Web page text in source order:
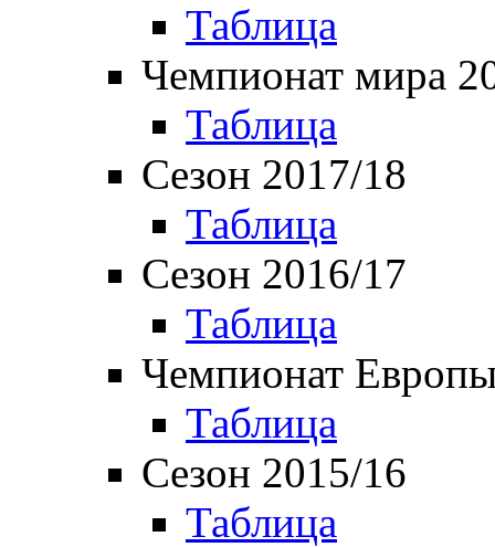
Таблица
Чемпионат мира
Таблица
Сезон 2017/18
Таблица
Сезон 2016/17
Таблица
Чемпионат
Таблица
Сезон 2015/16
Таблица